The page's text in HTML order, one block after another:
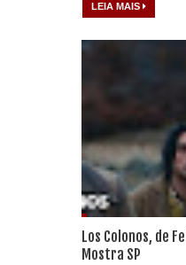
LEIA MAIS
Los Colonos, de
Mostra SP